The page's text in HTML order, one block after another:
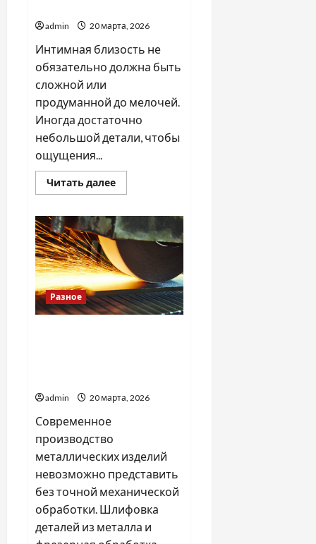
admin 20 марта, 2026
Интимная близость не
обязательно должна быть
сложной или
продуманной до мелочей.
Иногда достаточно
небольшой детали, чтобы
ощущения...
Читать далееПрочитать
больше
игрушки
для
пар:
как
добавить
ними
новые
ощущения
Разное
admin 20 марта, 2026
Современное
производство
металлических изделий
невозможно представить
без точной механической
обработки. Шлифовка
деталей из металла и